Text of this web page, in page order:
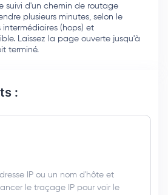
suivi d'un chemin de routage
plusieurs minutes, selon le
intermédiaires (hops) et
Laissez la page ouverte jusqu'à
terminé.
:
IP ou un nom d'hôte et
le traçage IP pour voir le